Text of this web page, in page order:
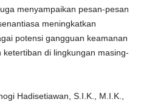
menyampaikan pesan-pesan
meningkatkan
potensi gangguan keamanan
di lingkungan masing-
Hadisetiawan, S.I.K., M.I.K.,